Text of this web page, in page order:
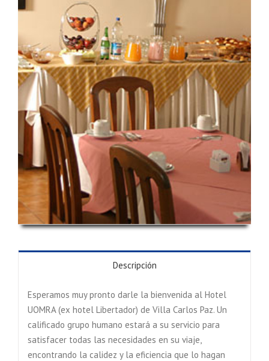
Descripción
Esperamos muy pronto darle la bienvenida al Hotel
UOMRA (ex hotel Libertador) de Villa Carlos Paz. Un
calificado grupo humano estará a su servicio para
satisfacer todas las necesidades en su viaje,
encontrando la calidez y la eficiencia que lo hagan